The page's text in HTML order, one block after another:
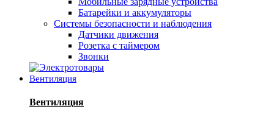
Батарейки и аккумуляторы
Системы безопасности и наблюдения
Датчики движения
Розетка с таймером
Звонки
Вентиляция
Вентиляция